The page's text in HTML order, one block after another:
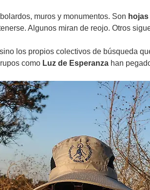
muros y monumentos. Son
Algunos miran de reojo. Otros
los propios colectivos de búsqueda
como Luz de Esperanza han